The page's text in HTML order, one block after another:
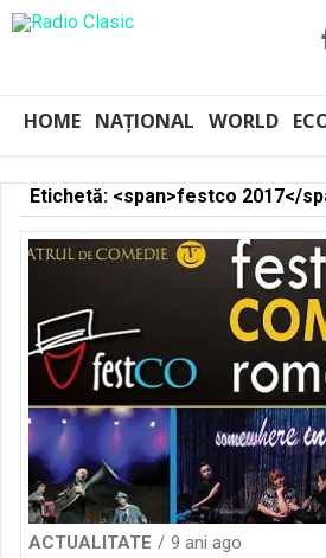
HOME NAȚIONAL WORLD
Etichetă: <span>festco 2017</
ACTUALITATE
9 ani ago